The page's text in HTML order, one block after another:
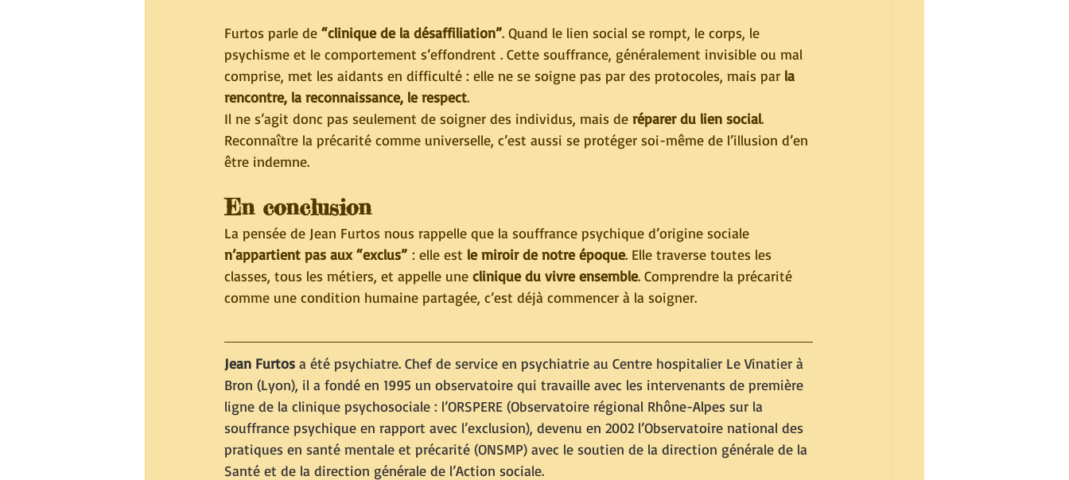
Furtos parle de “clinique de la désaffiliation”. Quand le lien social se rompt, le corps, le
psychisme et le comportement s’effondrent . Cette souffrance, généralement invisible ou mal
comprise, met les aidants en difficulté : elle ne se soigne pas par des protocoles, mais par la
rencontre, la reconnaissance, le respect.
Il ne s’agit donc pas seulement de soigner des individus, mais de réparer du lien social.
Reconnaître la précarité comme universelle, c’est aussi se protéger soi-même de l’illusion d’en
être indemne.
En conclusion
La pensée de Jean Furtos nous rappelle que la souffrance psychique d’origine sociale
n’appartient pas aux “exclus” : elle est le miroir de notre époque. Elle traverse toutes les
classes, tous les métiers, et appelle une clinique du vivre ensemble. Comprendre la précarité
comme une condition humaine partagée, c’est déjà commencer à la soigner.
Jean Furtos a été psychiatre. Chef de service en psychiatrie au Centre hospitalier Le Vinatier à
Bron (Lyon), il a fondé en 1995 un observatoire qui travaille avec les intervenants de première
ligne de la clinique psychosociale : l’ORSPERE (Observatoire régional Rhône-Alpes sur la
souffrance psychique en rapport avec l’exclusion), devenu en 2002 l’Observatoire national des
pratiques en santé mentale et précarité (ONSMP) avec le soutien de la direction générale de la
Santé et de la direction générale de l’Action sociale.